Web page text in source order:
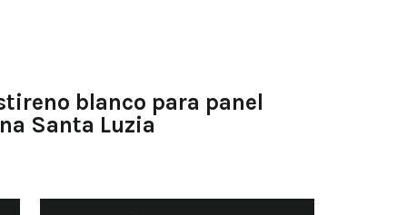
blanco para panel
Santa Luzia